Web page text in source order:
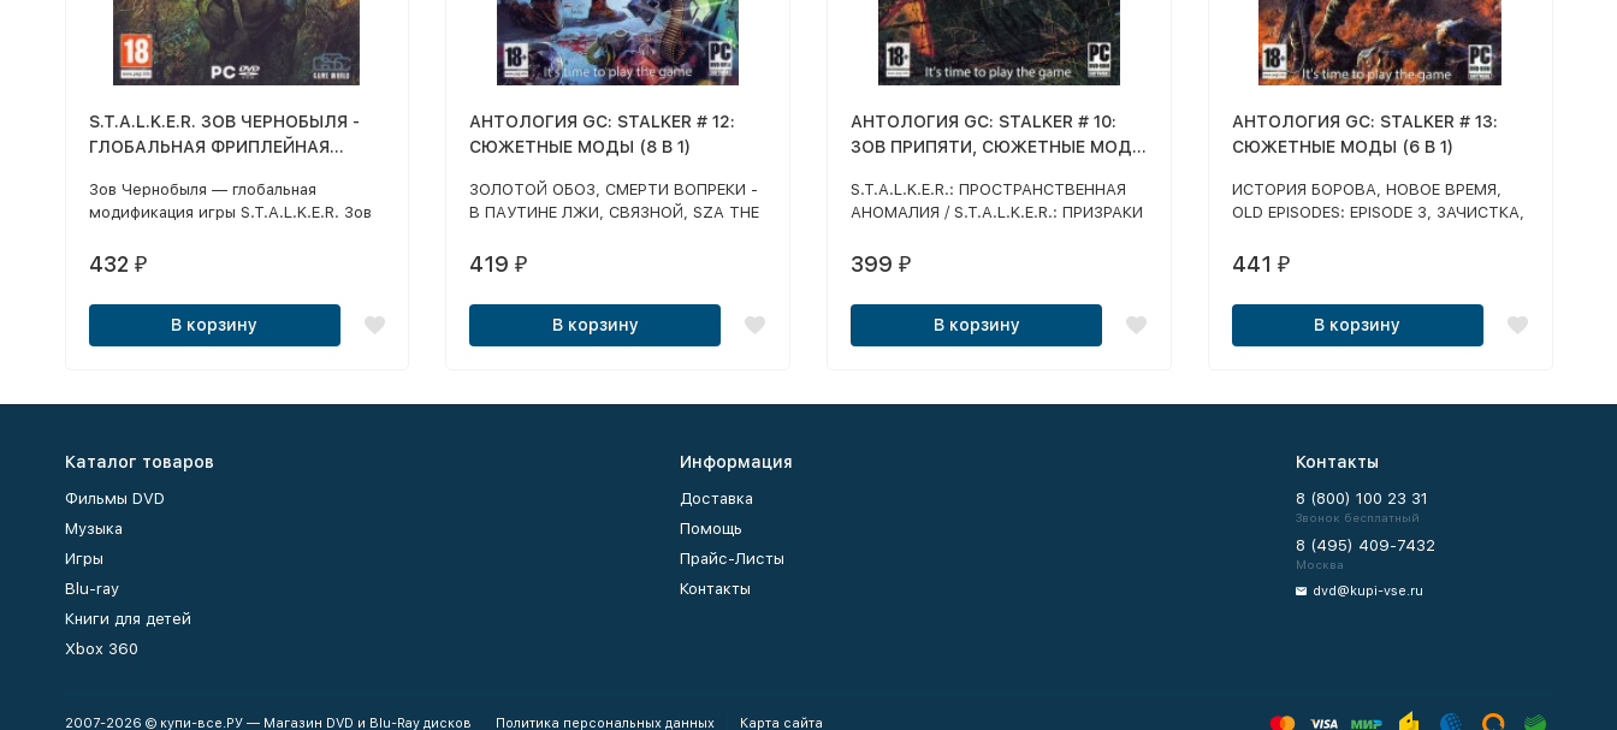
S.T.A.L.K.E.R. ЗОВ ЧЕРНОБЫЛЯ -
ГЛОБАЛЬНАЯ ФРИПЛЕЙНАЯ
РАЗРАБОТЧИКОВ НА ОСНОВЕ
ВСЕХ ТРЕХ ЧАСТЕЙ СТАЛКЕР
Зов Чернобыля — глобальная
модификация игры S.T.A.L.K.E.R. Зов
англоязычной командой
фриплейный мод, состоящий из
локаций всех трех частей
S.T.A.L.K.E.R.
432 ₽
В корзину
АНТОЛОГИЯ GC: STALKER # 12:
СЮЖЕТНЫЕ МОДЫ (8 В 1)
ЗОЛОТОЙ ОБОЗ, СМЕРТИ ВОПРЕКИ -
В ПАУТИНЕ ЛЖИ, СВЯЗНОЙ, SZA THE
ЧЕРНОБЫЛЯ, AZM ПРОЛОГ, ОПАСНЫЙ
419₽
В корзину
АНТОЛОГИЯ GC: STALKER # 10:
ЗОВ ПРИПЯТИ, СЮЖЕТНЫЕ МОДЫ
S.T.A.L.K.E.R.: ПРОСТРАНСТВЕННАЯ
АНОМАЛИЯ / S.T.A.L.K.E.R.: ПРИЗРАКИ
ТОЧКА ОТСЧЕТА / S.T.A.L.K.E.R.:
НАЕМНЫЙ ПРИЗРАК 3 -
ВОЗВРАЩЕНИЕ
399 ₽
В корзину
АНТОЛОГИЯ GC: STALKER # 13:
СЮЖЕТНЫЕ МОДЫ (6 В 1)
ИСТОРИЯ БОРОВА, НОВОЕ ВРЕМЯ,
OLD EPISODES: EPISODE 3, ЗАЧИСТКА,
ТЕНЬ ЧЕРНОБЫЛЯ
441 ₽
В корзину
Каталог товаров
Фильмы DVD
Музыка
Игры
Blu-ray
Книги для детей
Xbox 360
Информация
Доставка
Помощь
Прайс-Листы
Контакты
Контакты
8 (800) 100 23 31
Звонок бесплатный
8 (495) 409-7432
Москва
dvd@kupi-vse.ru
2007-2026 © купи-все.РУ — Магазин DVD и Blu-Ray дисков Политика персональных данных Карта сайта